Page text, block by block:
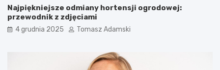
Najpiękniejsze odmiany hortensji ogrodowej:
przewodnik z zdjęciami
4 grudnia 2025 Tomasz Adamski